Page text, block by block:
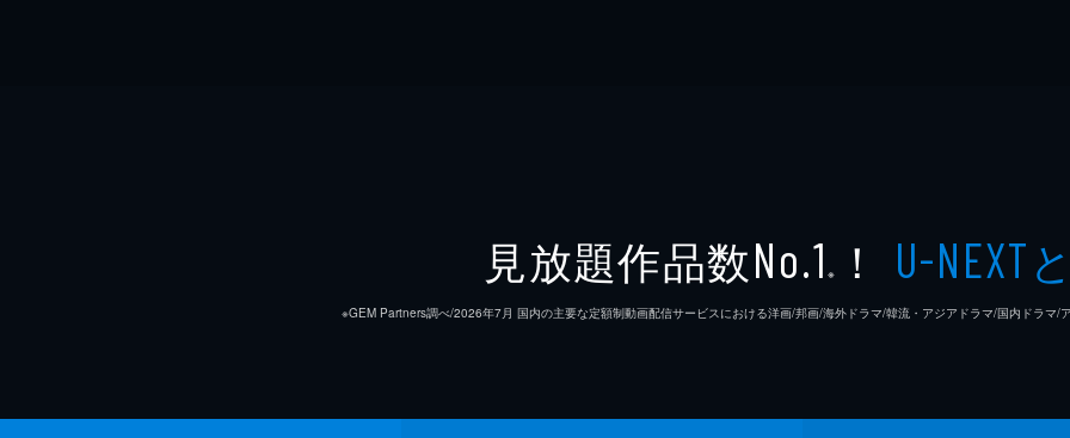
見放題作品数No.1 ※ ！ U-NEXT
※GEM Partners調べ/2026年7⽉ 国内の主要な定額制動画配信サービスにおける洋画/邦画/海外ドラマ/韓流・アジアドラマ/国内ドラマ/